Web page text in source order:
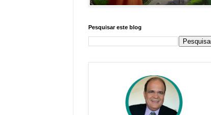
Pesquisar este blog